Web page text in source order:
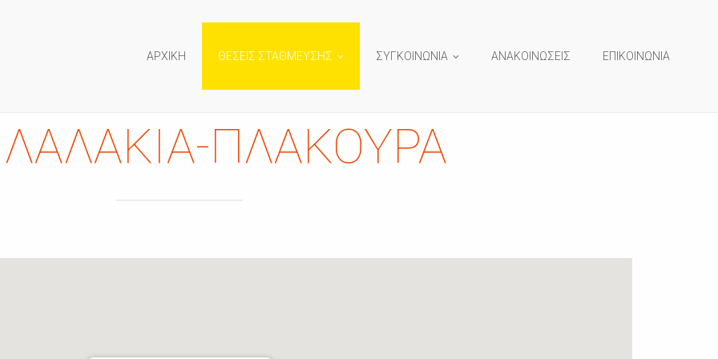
ΑΡΧΙΚΗ ΘΕΣΕΙΣ ΣΤΑΘΜΕΥΣΗΣ ΣΥΓΚΟΙΝΩΝΙΑ ΑΝΑΚΟΙΝΩΣΕΙΣ ΕΠΙΚΟΙΝΩΝΙΑ
ΛΑΛΑΚΙΑ-ΠΛΑΚΟΥΡΑ